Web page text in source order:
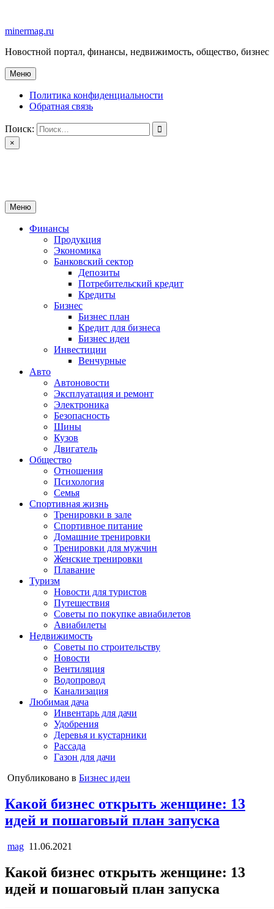
содержимому
minermag.ru
Новостной портал, финансы, недвижимость, общество, бизнес
Меню
Политика конфиденциальности
Обратная связь
Поиск:
×
Меню
Финансы
Продукция
Экономика
Банковский сектор
Депозиты
Потребительский кредит
Кредиты
Бизнес
Бизнес план
Кредит для бизнеса
Бизнес идеи
Инвестиции
Венчурные
Авто
Автоновости
Эксплуатация и ремонт
Электроника
Безопасность
Шины
Кузов
Двигатель
Общество
Отношения
Психология
Семья
Спортивная жизнь
Тренировки в зале
Спортивное питание
Домашние тренировки
Тренировки для мужчин
Женские тренировки
Плавание
Туризм
Новости для туристов
Путешествия
Советы по покупке авиабилетов
Авиабилеты
Недвижимость
Советы по строительству
Новости
Вентиляция
Водопровод
Канализация
Любимая дача
Инвентарь для дачи
Удобрения
Деревья и кустарники
Рассада
Газон для дачи
Опубликовано в Бизнес идеи
Какой бизнес открыть женщине: 13
идей и пошаговый план запуска
mag 11.06.2021
Какой бизнес открыть женщине: 13
идей и пошаговый план запуска